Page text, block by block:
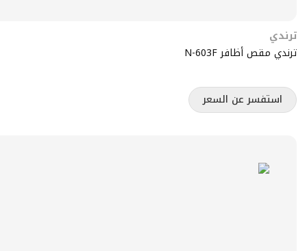
ترندي
ترندي مقص أظافر N-603F
استفسر عن السعر